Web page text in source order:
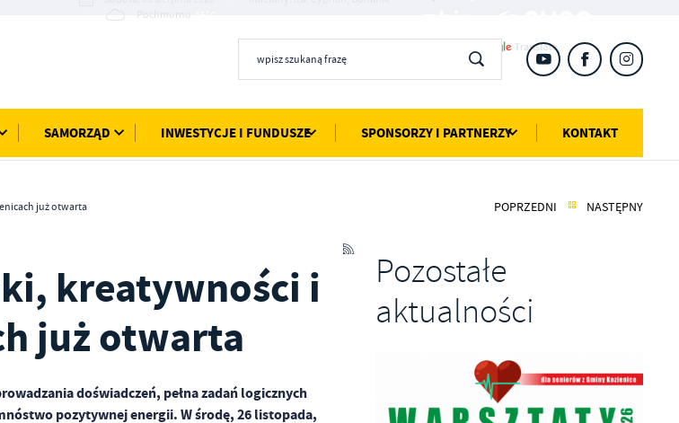
Pochmurno
SAMORZĄD INWESTYCJE I FUNDUSZE SPONSORZY I PARTNERZY KONTAKT
już otwarta POPRZEDNI NASTĘPNY
kreatywności i
już otwarta
doświadczeń, pełna zadań logicznych
pozytywnej energii. W środę, 26 listopada,
Pozostałe
aktualności